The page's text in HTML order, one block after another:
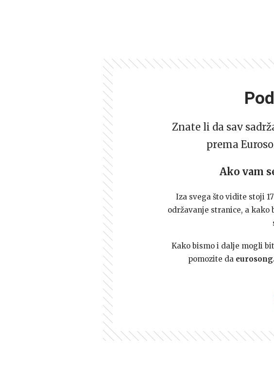
Znate li da sav
prema
Ako vam
Iza svega što vidite stoji
održavanje stranice, a kako
Kako bismo i dalje mogli
pomozite da